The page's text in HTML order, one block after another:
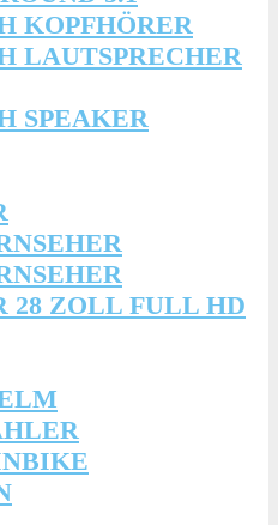
KOPFHÖRER
LAUTSPRECHER
SPEAKER
28 ZOLL FULL HD